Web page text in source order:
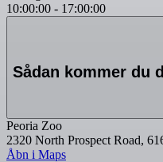
10:00:00 - 17:00:00
Sådan kommer du
Peoria Zoo
2320 North Prospect Road,
Åbn i Maps